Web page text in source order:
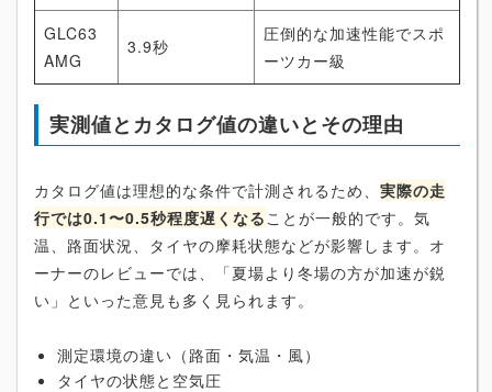
GLC63
AMG
3.9秒
圧倒的な加速性能でスポ
ーツカー級
実測値とカタログ値の違いとその理由
カタログ値は理想的な条件で計測されるため、 実際の走
行では0.1〜0.5秒程度遅くなることが一般的です。気
温、路面状況、タイヤの摩耗状態などが影響します。オ
ーナーのレビューでは、「夏場より冬場の方が加速が鋭
い」といった意見も多く見られます。
測定環境の違い（路面・気温・風）
タイヤの状態と空気圧